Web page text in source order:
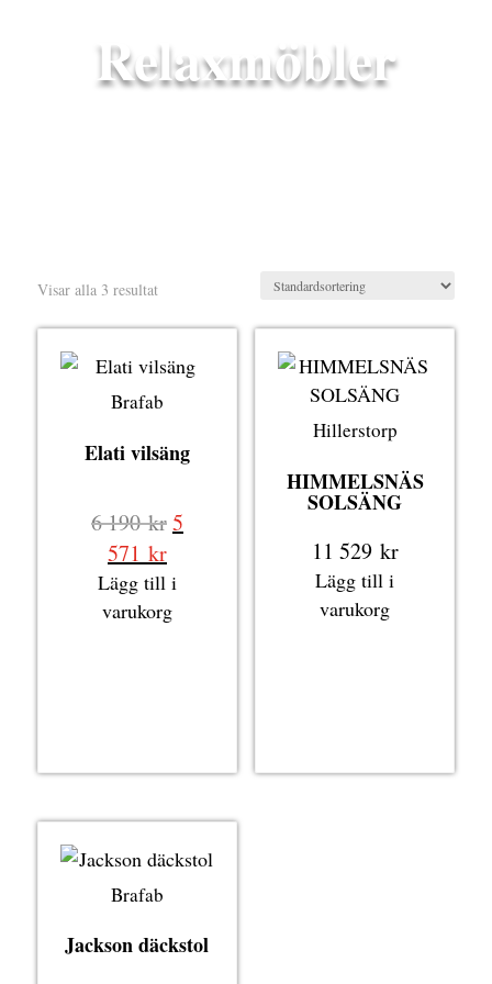
Relaxmöbler
Visar alla 3 resultat
Brafab
Elati vilsäng
6 190krDet
priset
var:
5
571 krDet
nuvarande
priset
Lägg till i
varukorg
Hillerstorp
HIMMELSNÄS
SOLSÄNG
11 529 kr
Lägg till i
varukorg
Brafab
Jackson däckstol